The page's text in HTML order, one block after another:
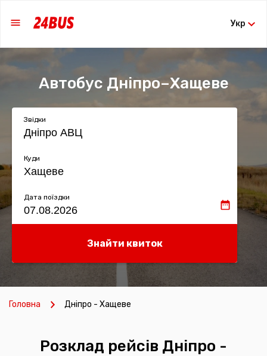
Укр
Автобус Дніпро–Хащеве
Звідки
Куди
Дата поїздки
Знайти квиток
Головна Дніпро - Хащеве
Розклад рейсів Дніпро -